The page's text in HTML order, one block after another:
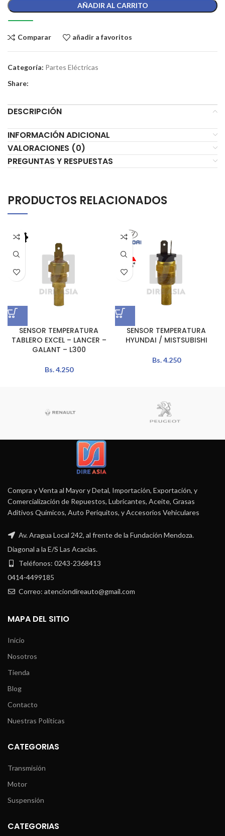
AÑADIR AL CARRITO
Comparar añadir a favoritos
Categoría: Partes Eléctricas
Share:
DESCRIPCIÓN
INFORMACIÓN ADICIONAL
VALORACIONES (0)
PREGUNTAS Y RESPUESTAS
PRODUCTOS RELACIONADOS
SENSOR TEMPERATURA
TABLERO EXCEL – LANCER –
GALANT – L300
Bs.4.250
SENSOR TEMPERATURA
HYUNDAI / MISTSUBISHI
Bs.4.250
Compra y Venta al Mayor y Detal, Importación, Exportación, y
Comercialización de Repuestos, Lubricantes, Aceite, Grasas
Aditivos Químicos, Auto Periquitos, y Accesorios Vehiculares
Av. Aragua Local 242, al frente de la Fundación Mendoza.
Diagonal a la E/S Las Acacias.
Teléfonos: 0243-2368413
0414-4499185
Correo: atenciondireauto@gmail.com
MAPA DEL SITIO
Inicio
Nosotros
Tienda
Blog
Contacto
Nuestras Políticas
CATEGORIAS
Transmisión
Motor
Suspensión
CATEGORIAS